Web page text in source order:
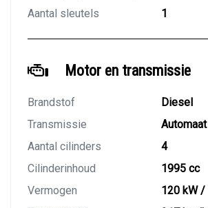
Aantal sleutels
1
Motor en transmissie
Brandstof
Diesel
Transmissie
Automaat
Aantal cilinders
4
Cilinderinhoud
1995 cc
Vermogen
120 kW /